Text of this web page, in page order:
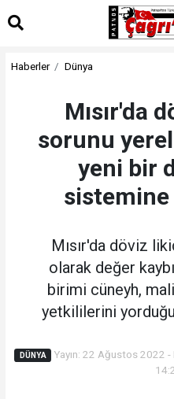
Haberler Dünya
Mısır'da
sorunu
yeni bir
Mısır'da döviz
olarak değer
birimi cüneyh,
yetkililerini
DÜNYA
Yayın: 22 Ağustos 2022